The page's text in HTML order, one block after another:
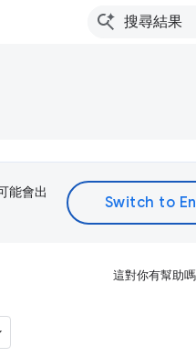
能會出
這對你有幫助